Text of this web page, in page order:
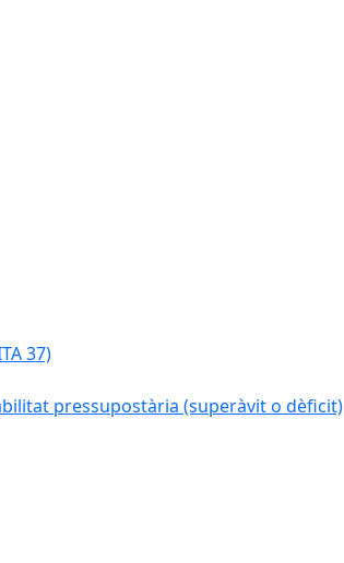
37)
pressupostària (superàvit o dèficit)